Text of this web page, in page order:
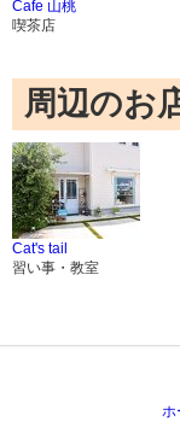
Cafe 山桃
喫茶店
周辺のお
Cat's tail
習い事・教室
ホ